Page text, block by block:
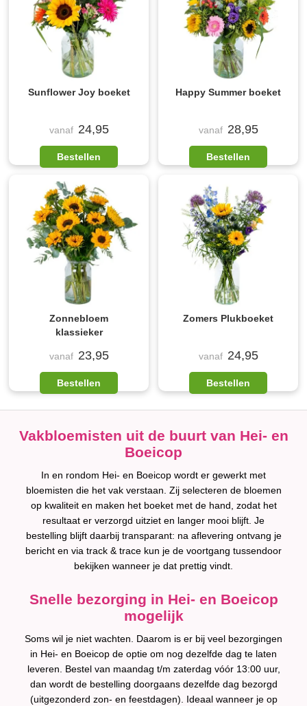
Sunflower Joy boeket
vanaf 24,95
Bestellen
Happy Summer boeket
vanaf 28,95
Bestellen
Zonnebloem
klassieker
vanaf 23,95
Bestellen
Zomers Plukboeket
vanaf 24,95
Bestellen
Vakbloemisten uit de buurt van Hei- en
Boeicop
In en rondom Hei- en Boeicop wordt er gewerkt met
bloemisten die het vak verstaan. Zij selecteren de bloemen
op kwaliteit en maken het boeket met de hand, zodat het
resultaat er verzorgd uitziet en langer mooi blijft. Je
bestelling blijft daarbij transparant: na aflevering ontvang je
bericht en via track & trace kun je de voortgang tussendoor
bekijken wanneer je dat prettig vindt.
Snelle bezorging in Hei- en Boeicop
mogelijk
Soms wil je niet wachten. Daarom is er bij veel bezorgingen
in Hei- en Boeicop de optie om nog dezelfde dag te laten
leveren. Bestel van maandag t/m zaterdag vóór 13:00 uur,
dan wordt de bestelling doorgaans dezelfde dag bezorgd
(uitgezonderd zon- en feestdagen). Ideaal wanneer je op